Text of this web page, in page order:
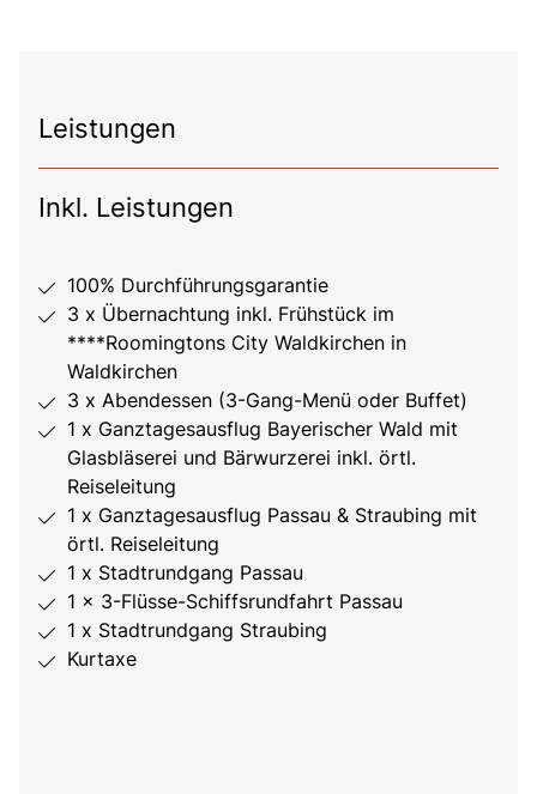
Leistungen
Inkl. Leistungen
100% Durchführungsgarantie
3 x Übernachtung inkl. Frühstück im
****Roomingtons City Waldkirchen in
Waldkirchen
3 x Abendessen (3-Gang-Menü oder Buffet)
1 x Ganztagesausflug Bayerischer Wald mit
Glasbläserei und Bärwurzerei inkl. örtl.
Reiseleitung
1 x Ganztagesausflug Passau & Straubing mit
örtl. Reiseleitung
1 x Stadtrundgang Passau
1 x 3-Flüsse-Schiffsrundfahrt Passau
1 x Stadtrundgang Straubing
Kurtaxe